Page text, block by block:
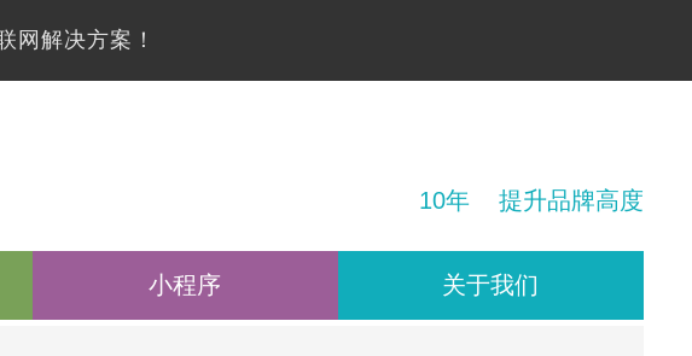
网解决方案！
10年 提升品牌高度
小程序 关于我们